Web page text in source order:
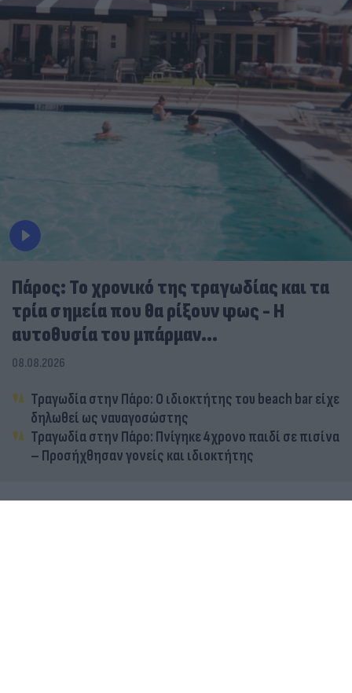
Πάρος: Το χρονικό της τραγωδίας και τα
τρία σημεία που θα ρίξουν φως - Η
αυτοθυσία του μπάρμαν...
08.08.2026
Τραγωδία στην Πάρο: Ο ιδιοκτήτης του beach bar είχε
δηλωθεί ως ναυαγοσώστης
Τραγωδία στην Πάρο: Πνίγηκε 4χρονο παιδί σε πισίνα
– Προσήχθησαν γονείς και ιδιοκτήτης